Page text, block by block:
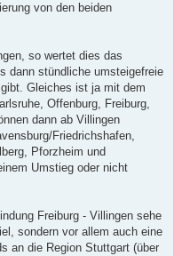
von den beiden
so wertet dies das
dann stündliche umsteigefreie
Gleiches ist ja mit dem
Offenburg, Freiburg,
dann ab Villingen
Friedrichshafen,
Pforzheim und
Umstieg oder nicht
Freiburg - Villingen sehe
sondern vor allem auch eine
an die Region Stuttgart (über